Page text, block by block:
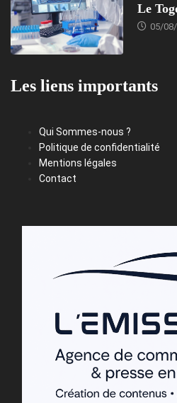
Le
05/
Les liens importants
Qui Sommes-nous ?
Politique de confidentialité
Mentions légales
Contact